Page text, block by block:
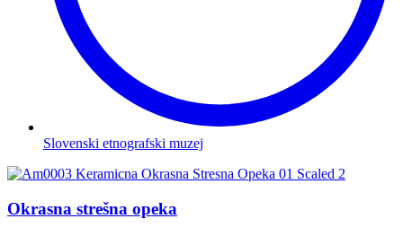
Slovenski etnografski muzej
Okrasna strešna opeka